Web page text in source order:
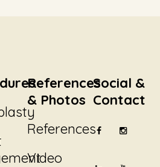
References
& Photos
References
Video
Social &
Contact